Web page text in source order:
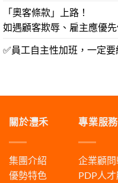
「奧客條款」上路！
如遇顧客欺辱、雇主應優
✅員工自主性加班，一定要
關於灃禾
集團介紹
優勢特色
專業服務
企業顧
PDP人